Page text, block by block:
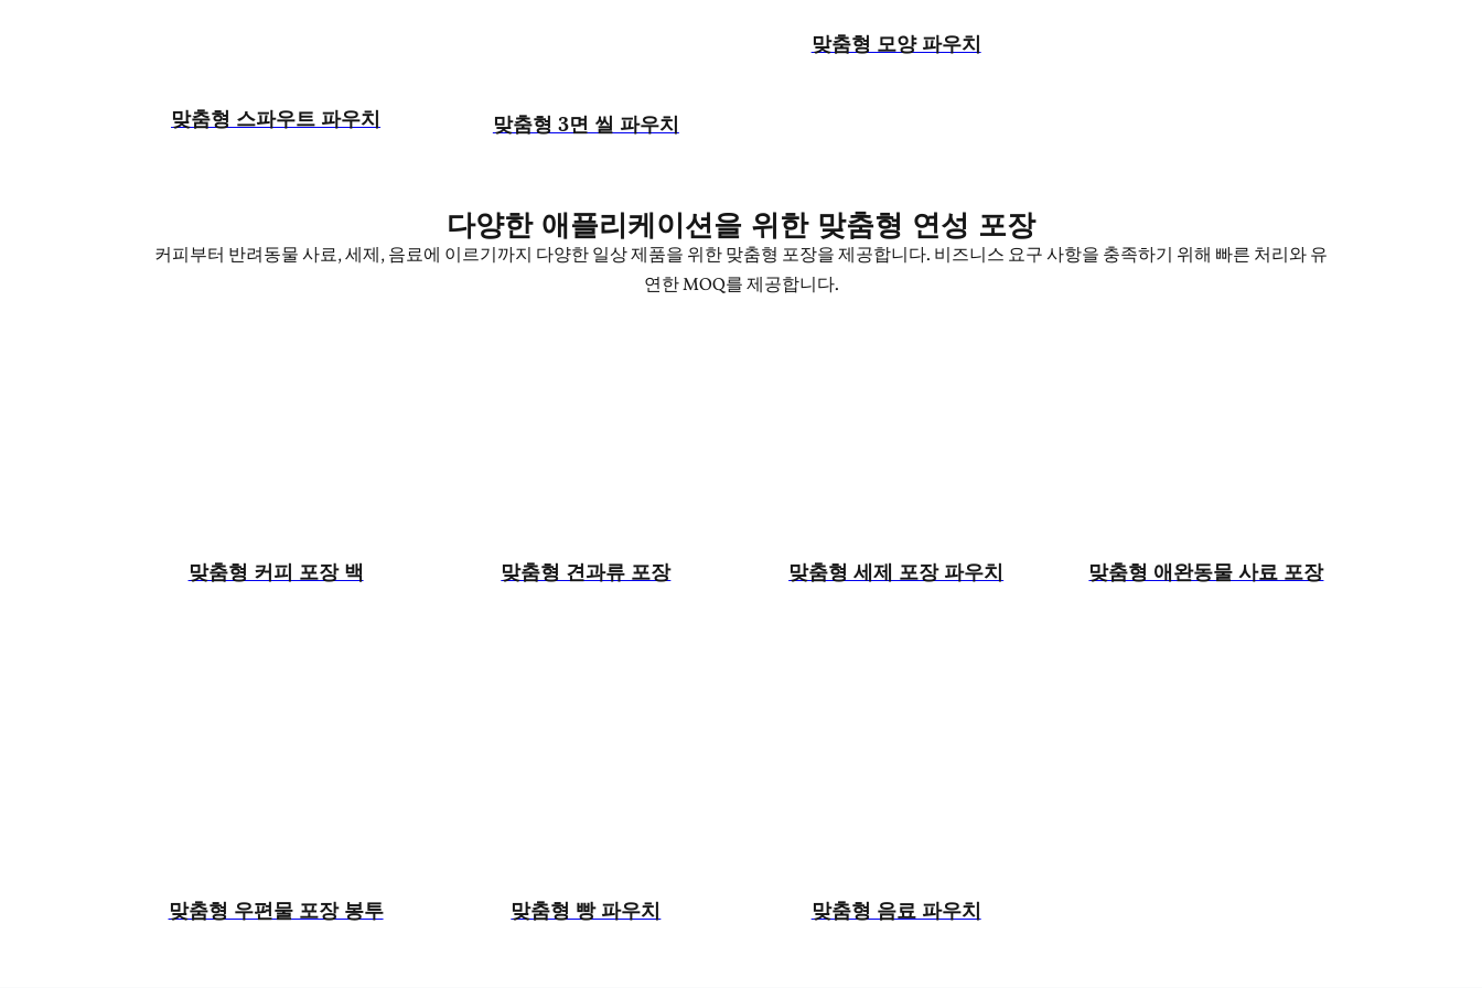
맞춤형 스파우트 파우치 맞춤형 3면 씰 파우치
맞춤형 모양 파우치
다양한 애플리케이션을 위한 맞춤형 연성 포장
커피부터 반려동물 사료, 세제, 음료에 이르기까지 다양한 일상 제품을 위한 맞춤형 포장을 제공합니다. 비즈니스 요구 사항을 충족하기 위해 빠른 처리와 유
연한 MOQ를 제공합니다.
맞춤형 커피 포장 백 맞춤형 견과류 포장 맞춤형 세제 포장 파우치 맞춤형 애완동물 사료 포장
맞춤형 우편물 포장 봉투 맞춤형 빵 파우치 맞춤형 음료 파우치